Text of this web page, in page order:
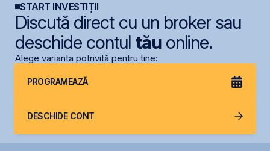
START INVESTIȚII
Discută direct cu un broker sau
deschide contul tăuonline.
Alege varianta potrivită pentru tine:
PROGRAMEAZĂ
DESCHIDE CONT